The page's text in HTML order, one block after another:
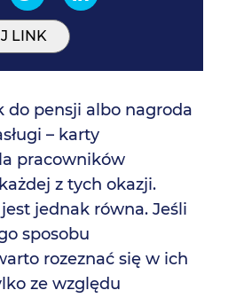
LINK
do pensji albo nagroda
– karty
pracowników
z tych okazji.
jednak równa. Jeśli
sposobu
rozeznać się w ich
ze względu